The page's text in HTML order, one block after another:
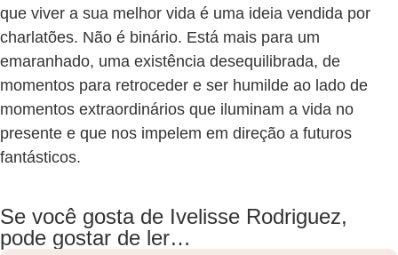
que viver a sua melhor vida é uma ideia vendida por
charlatões. Não é binário. Está mais para um
emaranhado, uma existência desequilibrada, de
momentos para retroceder e ser humilde ao lado de
momentos extraordinários que iluminam a vida no
presente e que nos impelem em direção a futuros
fantásticos.
Se você gosta de Ivelisse Rodriguez,
pode gostar de ler…